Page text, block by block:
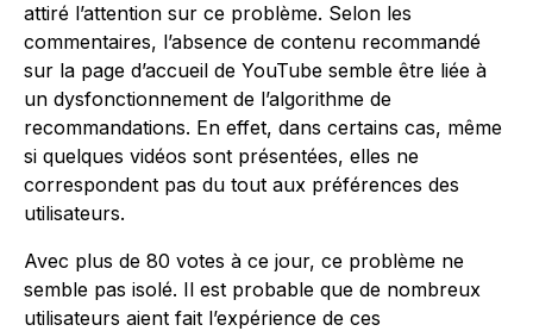
attiré l’attention sur ce problème. Selon les
commentaires, l’absence de contenu recommandé
sur la page d’accueil de YouTube semble être liée à
un dysfonctionnement de l’algorithme de
recommandations. En effet, dans certains cas, même
si quelques vidéos sont présentées, elles ne
correspondent pas du tout aux préférences des
utilisateurs.
Avec plus de 80 votes à ce jour, ce problème ne
semble pas isolé. Il est probable que de nombreux
utilisateurs aient fait l’expérience de ces